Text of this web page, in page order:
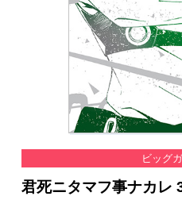
ビッグ
君死ニタマフ事ナカレ